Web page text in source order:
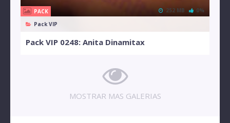
PACK
Pack VIP
252 MB 0%
Pack VIP 0248: Anita Dinamitax
MOSTRAR MAS GALERIAS